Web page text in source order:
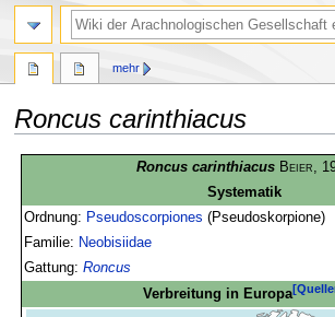
Roncus carinthiacus
springen
springen
Roncus carinthiacus Beier ,
Systematik
Ordnung: Pseudoscorpiones (Pseudoskorpione)
Familie: Neobisiidae
Gattung:Roncus
Verbreitung in Europa
mehr